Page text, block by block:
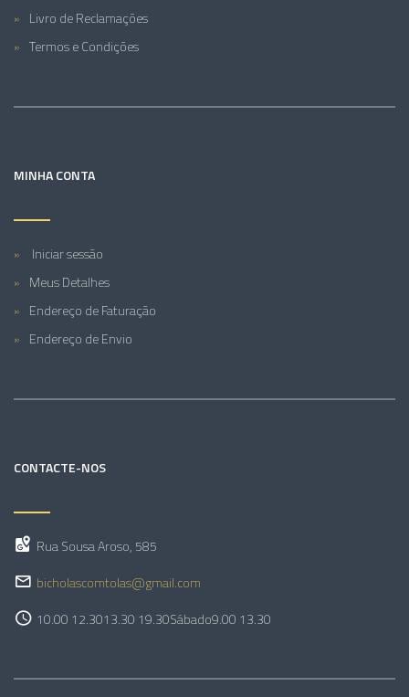
Livro de Reclamações
Termos e Condições
MINHA CONTA
Iniciar sessão
Meus Detalhes
Endereço de Faturação
Endereço de Envio
CONTACTE-NOS
Rua Sousa Aroso, 585
bicholascomtolas@gmail.com
10.00 12.3013.30 19.30Sábado9.00 13.30